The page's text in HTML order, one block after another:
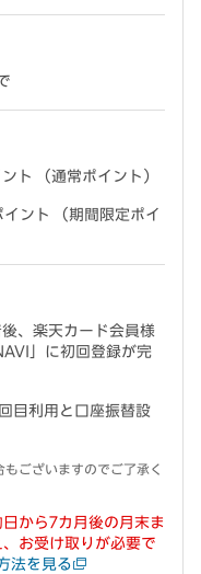
ト （通常ポイント）
ント （期間限定ポイ
、楽天カード会員様
」に初回登録が完
目利用と口座振替設
ございますのでご了承く
から7カ月後の月末ま
お受け取りが必要で
法を見る